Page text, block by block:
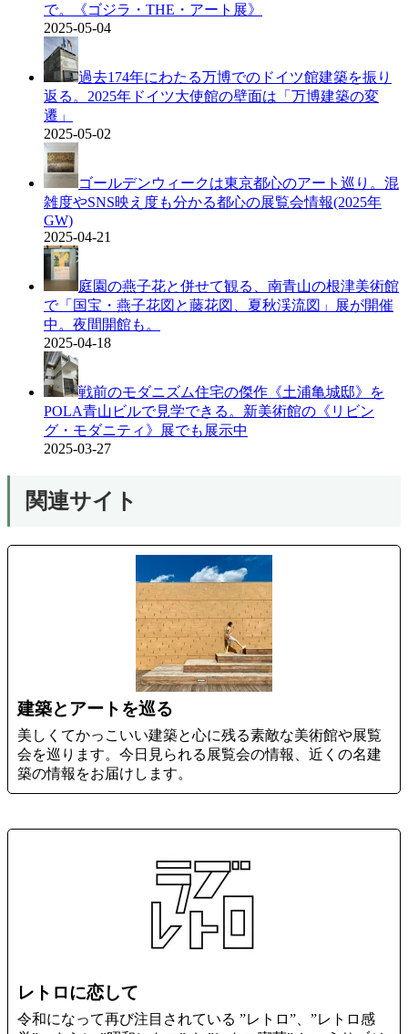
で。《ゴジラ・THE・アート展》
2025-05-04
過去174年にわたる万博でのドイツ館建築を振り
返る。2025年ドイツ大使館の壁面は「万博建築の変
遷」
2025-05-02
ゴールデンウィークは東京都心のアート巡り。混
雑度やSNS映え度も分かる都心の展覧会情報(2025年
GW)
2025-04-21
庭園の燕子花と併せて観る、南青山の根津美術館
で「国宝・燕子花図と藤花図、夏秋渓流図」展が開催
中。夜間開館も。
2025-04-18
戦前のモダニズム住宅の傑作《土浦亀城邸》を
POLA青山ビルで見学できる。新美術館の《リビン
グ・モダニティ》展でも展示中
2025-03-27
関連サイト
建築とアートを巡る
美しくてかっこいい建築と心に残る素敵な美術館や展覧
会を巡ります。今日見られる展覧会の情報、近くの名建
築の情報をお届けします。
レトロに恋して
令和になって再び注目されている ”レトロ”、”レトロ感